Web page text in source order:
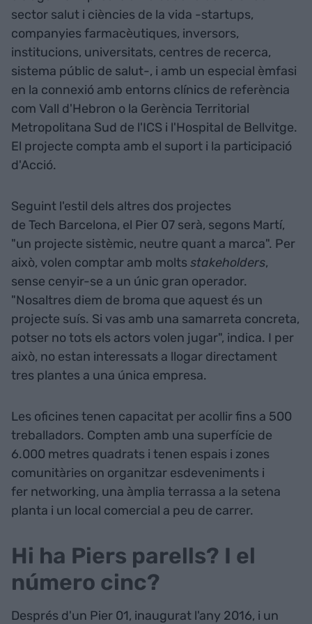
sector salut i ciències de la vida -startups,
companyies farmacèutiques, inversors,
institucions, universitats, centres de recerca,
sistema públic de salut-, i amb un especial èmfasi
en la connexió amb entorns clínics de referència
com Vall d'Hebron o la Gerència Territorial
Metropolitana Sud de l'ICS i l'Hospital de Bellvitge.
El projecte compta amb el suport i la participació
d'Acció.
Seguint l'estil dels altres dos projectes
de Tech Barcelona, el Pier 07 serà, segons Martí,
"un projecte sistèmic, neutre quant a marca". Per
això, volen comptar amb moltsstakeholders,
sense cenyir-se a un únic gran operador.
"Nosaltres diem de broma que aquest és un
projecte suís. Si vas amb una samarreta concreta,
potser no tots els actors volen jugar", indica. I per
això, no estan interessats a llogar directament
tres plantes a una única empresa.
Les oficines tenen capacitat per acollir fins a 500
treballadors. Compten amb una superfície de
6.000 metres quadrats i tenen espais i zones
comunitàries on organitzar esdeveniments i
fer networking, una àmplia terrassa a la setena
planta i un local comercial a peu de carrer.
Hi ha Piers parells? I el
número cinc?
Després d'un Pier 01, inaugurat l'any 2016, i un